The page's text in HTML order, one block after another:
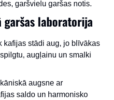
garšvielu garšas notis.
garšas laboratorija
kafijas stādi aug, jo blīvākas
augļainu un smalki
augsne ar
saldo un harmonisko